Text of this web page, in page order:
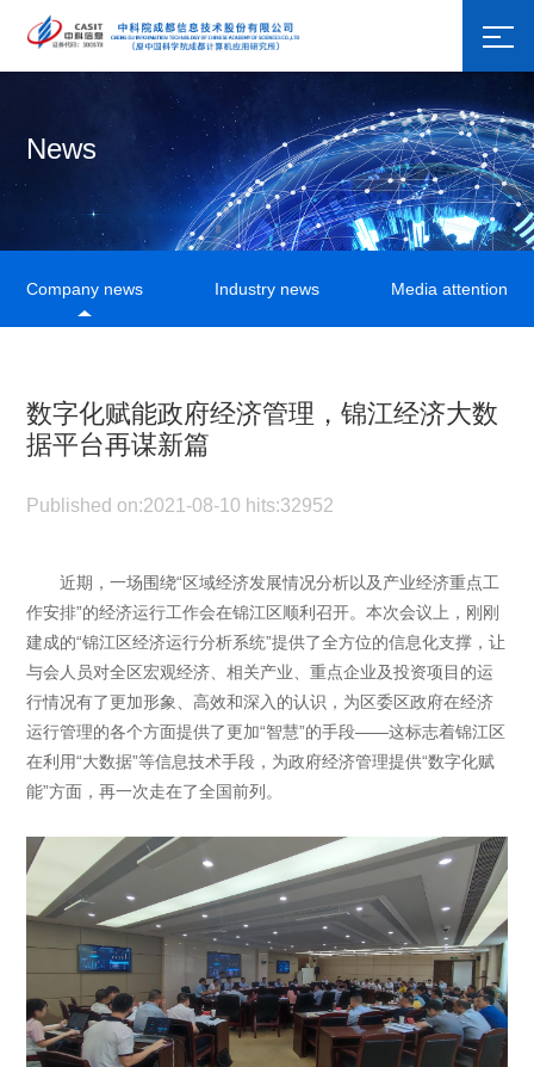
News
Company news Industry news Media attention
数字化赋能政府经济管理，锦江经济大数
据平台再谋新篇
Published on:2021-08-10 hits:32952
近期，一场围绕“区域经济发展情况分析以及产业经济重点工
作安排”的经济运行工作会在锦江区顺利召开。本次会议上，刚刚
建成的“锦江区经济运行分析系统”提供了全方位的信息化支撑，让
与会人员对全区宏观经济、相关产业、重点企业及投资项目的运
行情况有了更加形象、高效和深入的认识，为区委区政府在经济
运行管理的各个方面提供了更加“智慧”的手段——这标志着锦江区
在利用“大数据”等信息技术手段，为政府经济管理提供“数字化赋
能”方面，再一次走在了全国前列。